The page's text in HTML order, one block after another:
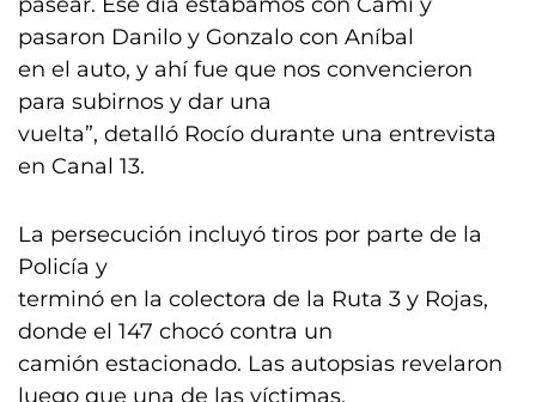
pasaron Danilo y Gonzalo con Aníbal
en el auto, y ahí fue que nos convencieron
para subirnos y dar una
vuelta”, detalló Rocío durante una entrevista
en Canal 13.
La persecución incluyó tiros por parte de la
Policía y
terminó en la colectora de la Ruta 3 y Rojas,
donde el 147 chocó contra un
camión estacionado. Las autopsias revelaron
luego que una de las víctimas,